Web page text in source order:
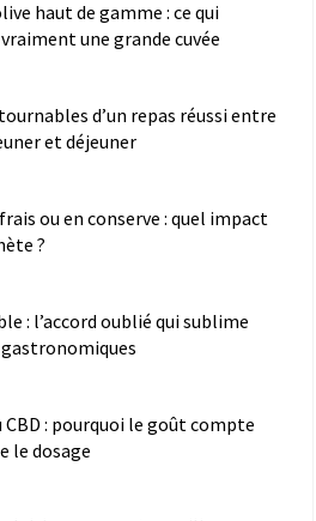
haut de gamme : ce qui
une grande cuvée
d’un repas réussi entre
et déjeuner
ou en conserve : quel impact
?
: l’accord oublié qui sublime
CBD : pourquoi le goût compte
le dosage